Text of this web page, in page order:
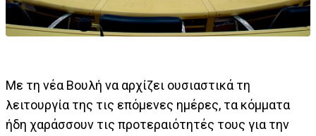
Με τη νέα Βουλή να αρχίζει ουσιαστικά τη
λειτουργία της τις επόμενες ημέρες, τα κόμματα
ήδη χαράσσουν τις προτεραιότητές τους για την